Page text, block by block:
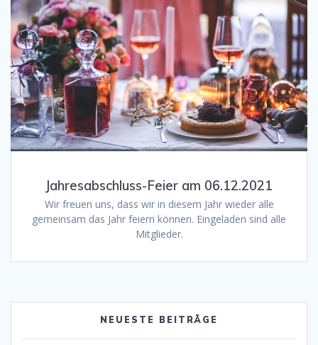
Jahresabschluss-Feier am 06.12.2021
Wir freuen uns, dass wir in diesem Jahr wieder alle
gemeinsam das Jahr feiern können. Eingeladen sind alle
Mitglieder.
NEUESTE BEITRÄGE